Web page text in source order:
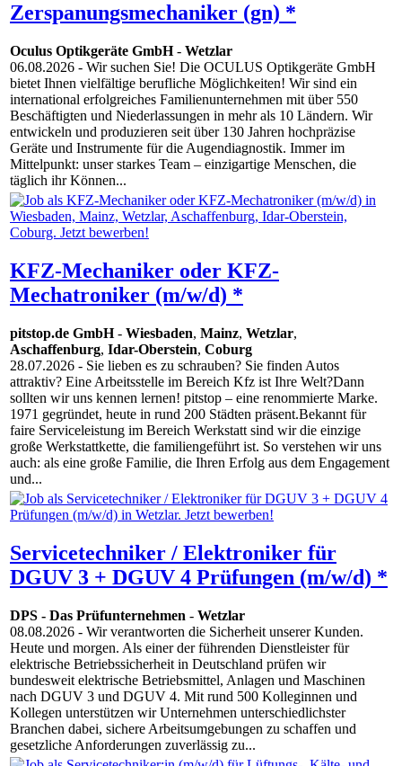
Zerspanungsmechaniker (gn) *
Oculus Optikgeräte GmbH- Wetzlar
06.08.2026 - Wir suchen Sie! Die OCULUS Optikgeräte GmbH
bietet Ihnen vielfältige berufliche Möglichkeiten! Wir sind ein
international erfolgreiches Familienunternehmen mit über 550
Beschäftigten und Niederlassungen in mehr als 10 Ländern. Wir
entwickeln und produzieren seit über 130 Jahren hochpräzise
Geräte und Instrumente für die Augendiagnostik. Immer im
Mittelpunkt: unser starkes Team – einzigartige Menschen, die
täglich ihr Können...
KFZ-Mechaniker oder KFZ-
Mechatroniker (m/w/d) *
pitstop.de GmbH- Wiesbaden, Mainz, Wetzlar,
Aschaffenburg, Idar-Oberstein, Coburg
28.07.2026 - Sie lieben es zu schrauben? Sie finden Autos
attraktiv? Eine Arbeitsstelle im Bereich Kfz ist Ihre Welt?Dann
sollten wir uns kennen lernen! pitstop – eine renommierte Marke.
1971 gegründet, heute in rund 200 Städten präsent.Bekannt für
faire Serviceleistung im Bereich Werkstatt sind wir die einzige
große Werkstattkette, die familiengeführt ist. So verstehen wir uns
auch: als eine große Familie, die Ihren Erfolg aus dem Engagement
und...
Servicetechniker / Elektroniker für
DGUV 3 + DGUV 4 Prüfungen (m/w/d) *
DPS - Das Prüfunternehmen - Wetzlar
08.08.2026 - Wir verantworten die Sicherheit unserer Kunden.
Heute und morgen. Als einer der führenden Dienstleister für
elektrische Betriebssicherheit in Deutschland prüfen wir
bundesweit elektrische Betriebsmittel, Anlagen und Maschinen
nach DGUV 3 und DGUV 4. Mit rund 500 Kolleginnen und
Kollegen unterstützen wir Unternehmen unterschiedlichster
Branchen dabei, sichere Arbeitsumgebungen zu schaffen und
gesetzliche Anforderungen zuverlässig zu...